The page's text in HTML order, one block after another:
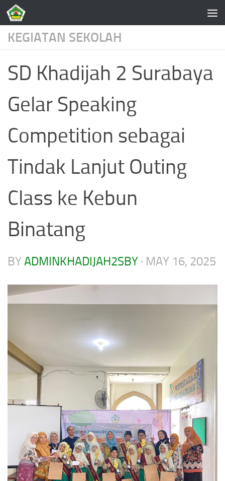
Skip to content
KEGIATAN SEKOLAH
SD Khadijah 2 Surabaya
Gelar Speaking
Competition sebagai
Tindak Lanjut Outing
Class ke Kebun
Binatang
BYADMINKHADIJAH2SBY · MAY 16, 2025